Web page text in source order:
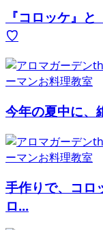
『コロッケ』
♡
今年の夏中に、
手作りで、コロ
ロ...